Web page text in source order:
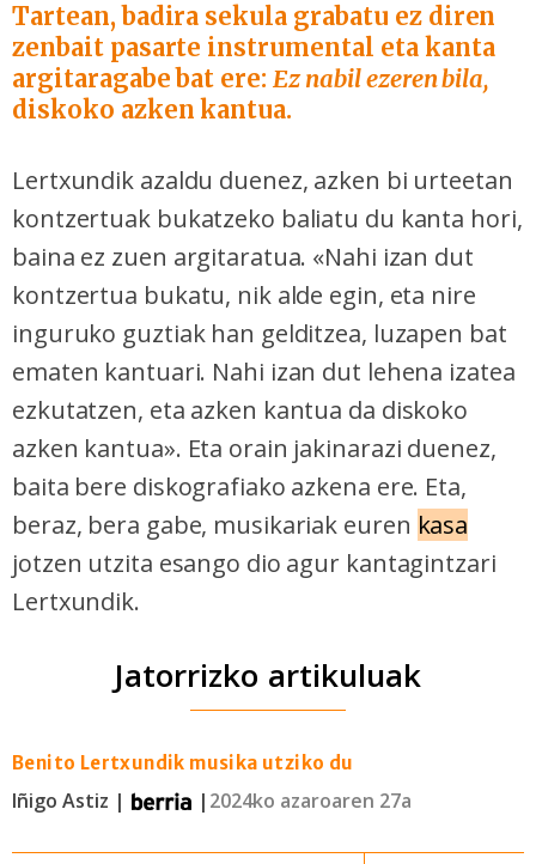
Tartean, badira sekula grabatu ez diren
zenbait pasarte instrumental eta kanta
argitaragabe bat ere:Ez nabil ezeren bila,
diskoko azken kantua.
Lertxundik azaldu duenez, azken bi urteetan
kontzertuak bukatzeko baliatu du kanta hori,
baina ez zuen argitaratua. «Nahi izan dut
kontzertua bukatu, nik alde egin, eta nire
inguruko guztiak han gelditzea, luzapen bat
ematen kantuari. Nahi izan dut lehena izatea
ezkutatzen, eta azken kantua da diskoko
azken kantua». Eta orain jakinarazi duenez,
baita bere diskografiako azkena ere. Eta,
beraz, bera gabe, musikariak euren kasa
jotzen utzita esango dio agur kantagintzari
Lertxundik.
Jatorrizko artikuluak
Benito Lertxundik musika utziko du
Iñigo Astiz | | 2024ko azaroaren 27a